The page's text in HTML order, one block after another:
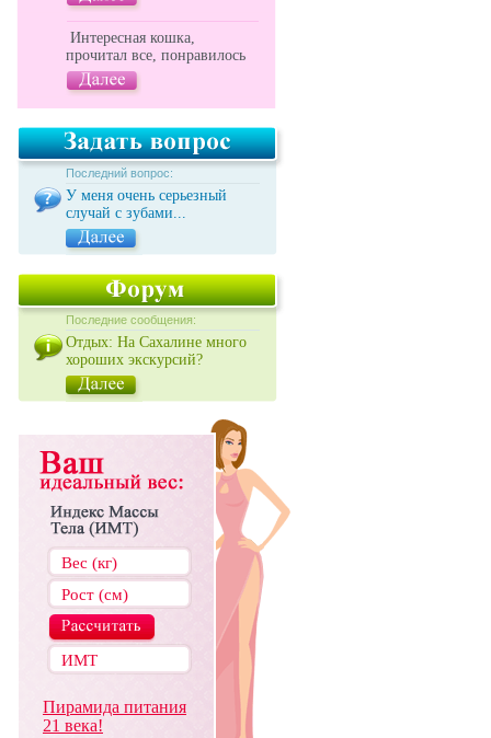
Интересная кошка,
прочитал все, понравилось
Последний вопрос:
У меня очень серьезный
случай с зубами...
Последние сообщения:
Отдых: На Сахалине много
хороших экскурсий?
Пирамида питания
21 века!